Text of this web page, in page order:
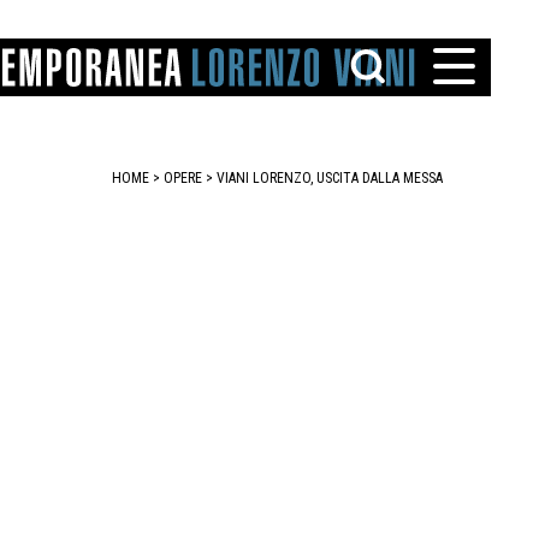
HOME > OPERE > VIANI LORENZO, USCITA DALLA MESSA